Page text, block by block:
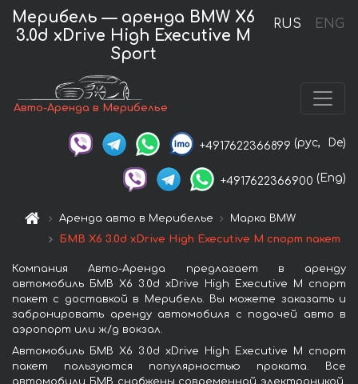
RUS ENG
Мерибель — аренда BMW X6
3.0d xDrive High Executive M
Sport
Авто-Аренда в Мерибелье
+4917622366899 (рус, De)
+4917622366900 (Eng)
Аренда авто в Мерибелье
Марка BMW
БМВ X6 3.0d xDrive High Executive M спорт пакет
Компания Авто-Аренда предлагает в аренду
автомобиль БМВ X6 3.0d xDrive High Executive M спорт
пакет с доставкой в Мерибель. Вы можете заказать и
забронировать аренду автомобиля с подачей авто в
аэропорт или ж/д вокзал.
Автомобиль БМВ X6 3.0d xDrive High Executive M спорт
пакет пользуются популярностью проката. Все
автомобили БМВ снабжены современной электроникой,